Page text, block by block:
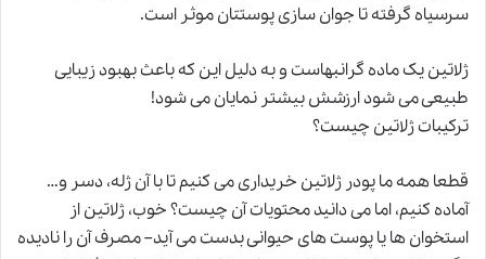
سرسیاه گرفته تا جوان سازی پوستتان موثر است.
ژلاتین یک ماده گرانبهاست و به دلیل این که باعث بهبود زیبایی
طبیعی می شود ارزشش بیشتر نمایان می شود!
ترکیبات ژلاتین چیست؟
قطعا همه ما پودر ژلاتین خریداری می کنیم تا با آن ژله، دسر و…
آماده کنیم، اما می دانید محتویات آن چیست؟ خوب، ژلاتین از
استخوان ها یا پوست های حیوانی بدست می آید– مصرف آن را نادیده